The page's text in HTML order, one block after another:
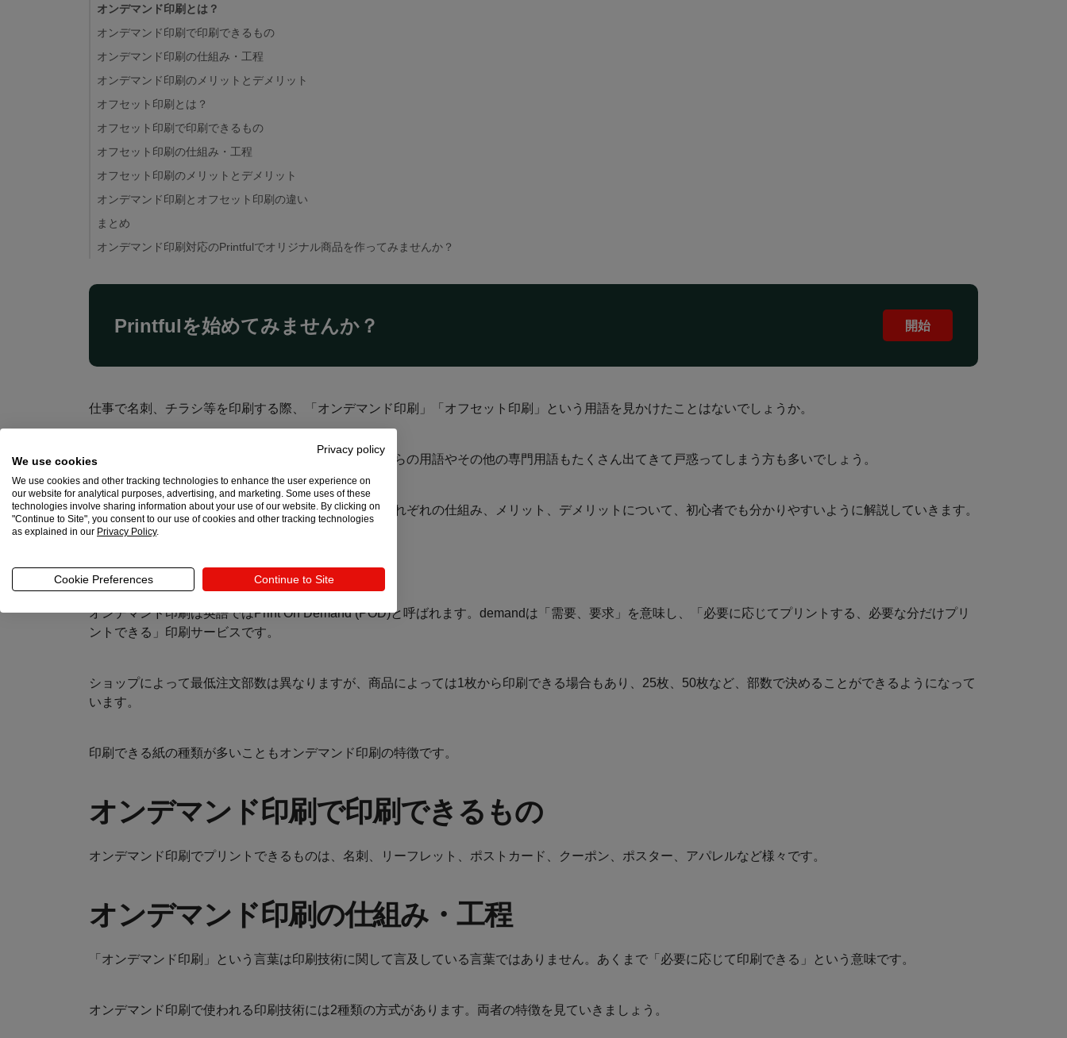
オンデマンド印刷とは？
オンデマンド印刷で印刷できるもの
オンデマンド印刷の仕組み・工程
オンデマンド印刷のメリットとデメリット
オフセット印刷とは？
オフセット印刷で印刷できるもの
オフセット印刷の仕組み・工程
オフセット印刷のメリットとデメリット
オンデマンド印刷とオフセット印刷の違い
まとめ
オンデマンド印刷対応のPrintfulでオリジナル商品を作ってみませんか？
Printfulを始めてみませんか？ 開始
仕事で名刺、チラシ等を印刷する際、「オンデマンド印刷」「オフセット印刷」という用語を見かけたことはないでしょうか。
プリントショップ、印刷会社のサイトに行くと、これらの用語やその他の専門用語もたくさん出てきて戸惑ってしまう方も多いでしょう。
今回は「オンデマンド印刷」と「オフセット印刷」それぞれの仕組み、メリット、デメリットについて、初心者でも分かりやすいように解説していきます。
オンデマンド印刷とは？
オンデマンド印刷は英語ではPrint On Demand (POD)と呼ばれます。demandは「需要、要求」を意味し、「必要に応じてプリントする、必要な分だけプリ
ントできる」印刷サービスです。
ショップによって最低注文部数は異なりますが、商品によっては1枚から印刷できる場合もあり、25枚、50枚など、部数で決めることができるようになって
います。
印刷できる紙の種類が多いこともオンデマンド印刷の特徴です。
オンデマンド印刷で印刷できるもの
オンデマンド印刷でプリントできるものは、名刺、リーフレット、ポストカード、クーポン、ポスター、アパレルなど様々です。
オンデマンド印刷の仕組み・工程
「オンデマンド印刷」という言葉は印刷技術に関して言及している言葉ではありません。あくまで「必要に応じて印刷できる」という意味です。
オンデマンド印刷で使われる印刷技術には2種類の方式があります。両者の特徴を見ていきましょう。
Privacy policy
We use cookies
We use cookies and other tracking technologies to enhance the user experience on
our website for analytical purposes, advertising, and marketing. Some uses of these
technologies involve sharing information about your use of our website. By clicking on
"Continue to Site", you consent to our use of cookies and other tracking technologies
as explained in our Privacy Policy.
Cookie Preferences Continue to Site